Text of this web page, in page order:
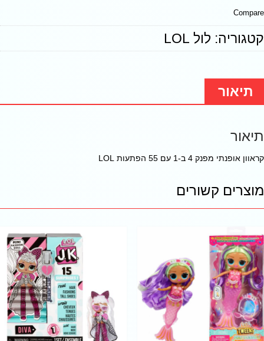
Compare
קטגוריה: לול LOL
תיאור
תיאור
קראוון אופנתי מפנק 4 ב-1 עם 55 הפתעות LOL
מוצרים קשורים